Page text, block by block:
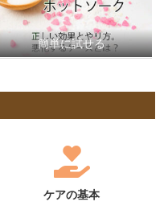
簡単に試せる
ケアの基本